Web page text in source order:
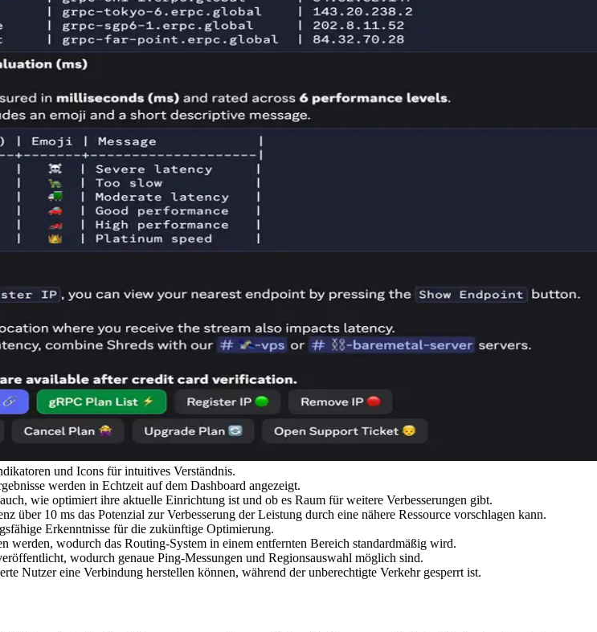
und Icons für intuitives Verständnis.
werden in Echtzeit auf dem Dashboard angezeigt.
wie optimiert ihre aktuelle Einrichtung ist und ob es Raum für weitere Verbesserungen gibt.
10 ms das Potenzial zur Verbesserung der Leistung durch eine nähere Ressource vorschlagen kann.
Erkenntnisse für die zukünftige Optimierung.
wodurch das Routing-System in einem entfernten Bereich standardmäßig wird.
wodurch genaue Ping-Messungen und Regionsauswahl möglich sind.
Nutzer eine Verbindung herstellen können, während der unberechtigte Verkehr gesperrt ist.